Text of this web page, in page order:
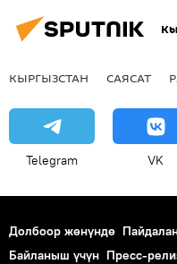
КЫРГЫЗСТАН САЯСАТ
Telegram VK
Долбоор жөнүндө
Байланыш үчүн Пресс-